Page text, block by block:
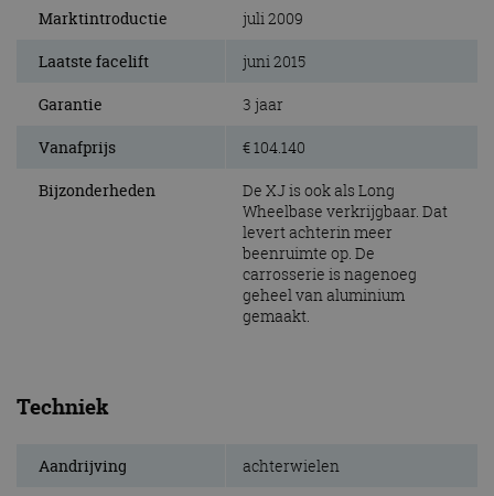
Marktintroductie juli 2009
Laatste facelift juni 2015
Garantie 3 jaar
Vanafprijs € 104.140
Bijzonderheden
De XJ is ook als Long
Wheelbase verkrijgbaar. Dat
levert achterin meer
beenruimte op. De
carrosserie is nagenoeg
geheel van aluminium
gemaakt.
Techniek
Aandrijving achterwielen